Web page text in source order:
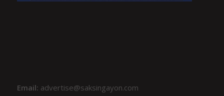
Email: advertise@saksingayon.com